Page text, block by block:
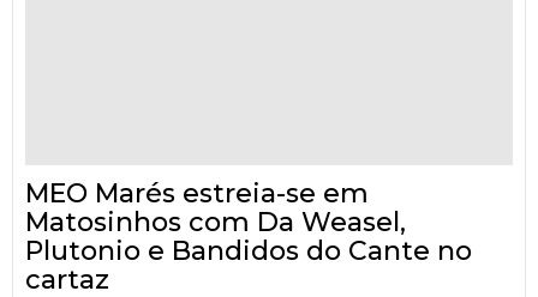
MEO Marés estreia-se em
Matosinhos com Da Weasel,
Plutonio e Bandidos do Cante no
cartaz